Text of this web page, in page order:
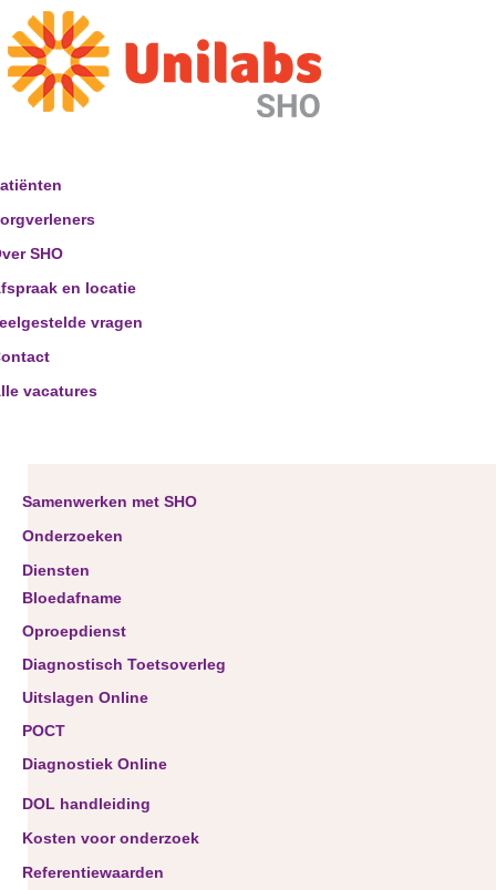
SHO
en locatie
vragen
vacatures
Samenwerken met SHO
Onderzoeken
Diensten
Bloedafname
Oproepdienst
Diagnostisch Toetsoverleg
Uitslagen Online
POCT
Diagnostiek Online
DOL handleiding
Kosten voor onderzoek
Referentiewaarden